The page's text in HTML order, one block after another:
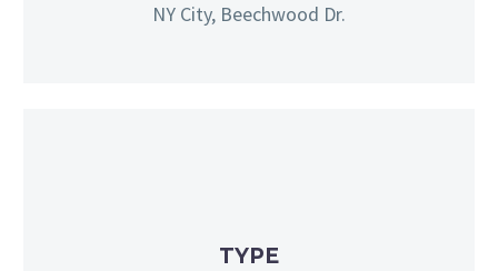
NY City, Beechwood Dr.
TYPE